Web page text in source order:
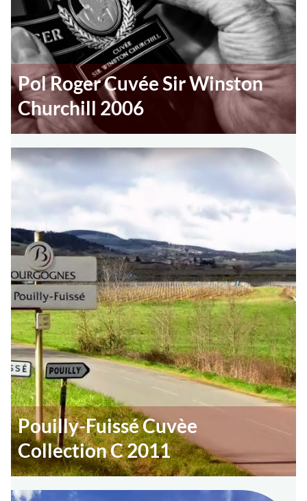
Pol Roger Cuvée Sir Winston
Churchill 2006
Pouilly-Fuissé Cuvèe
Collection C 2011